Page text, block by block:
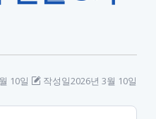
10일 작성일2026년 3월 10일